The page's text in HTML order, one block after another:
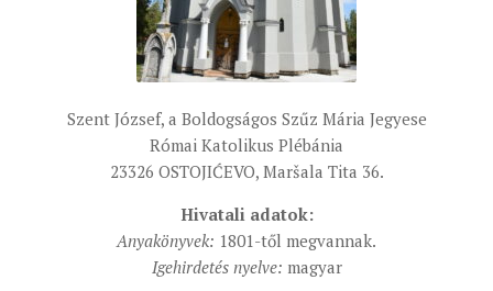
ÉSZAKI ESPERESSÉG
KÖZPONTI ESPERESSÉG
DÉLI ESPERESSÉG
ORGANIGRAMMA
Szent József, a Boldogságos Szűz Mária Jegyese
Római Katolikus Plébánia
23326 OSTOJIĆEVO, Maršala Tita 36.
Hivatali adatok:
Anyakönyvek: 1801-től megvannak.
Igehirdetés nyelve: magyar